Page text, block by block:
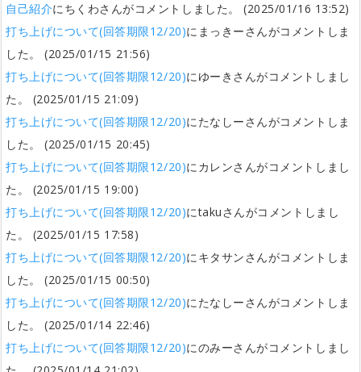
自己紹介にちくわさんがコメントしました。 (2025/01/16 13:52)
打ち上げについて(回答期限12/20)にまっきーさんがコメントしま
した。 (2025/01/15 21:56)
打ち上げについて(回答期限12/20)にゆーきさんがコメントしまし
た。 (2025/01/15 21:09)
打ち上げについて(回答期限12/20)にたなしーさんがコメントしま
した。 (2025/01/15 20:45)
打ち上げについて(回答期限12/20)にカレンさんがコメントしまし
た。 (2025/01/15 19:00)
打ち上げについて(回答期限12/20)にtakuさんがコメントしまし
た。 (2025/01/15 17:58)
打ち上げについて(回答期限12/20)にキタサンさんがコメントしま
した。 (2025/01/15 00:50)
打ち上げについて(回答期限12/20)にたなしーさんがコメントしま
した。 (2025/01/14 22:46)
打ち上げについて(回答期限12/20)にのみーさんがコメントしまし